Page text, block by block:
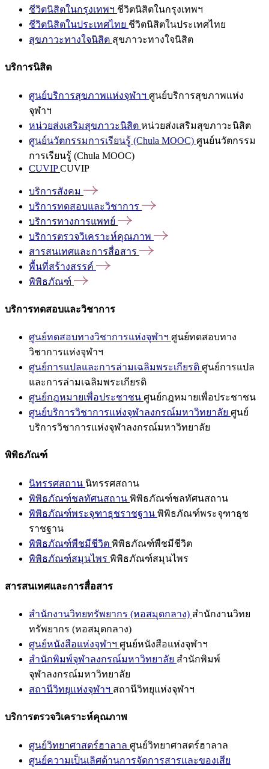
ชีวิตนิสิตในกรุงเทพฯ ชีวิตนิสิตในกรุงเทพฯ
ชีวิตนิสิตในประเทศไทย ชีวิตนิสิตในประเทศไทย
สุขภาวะทางใจนิสิต สุขภาวะทางใจนิสิต
บริการนิสิต
ศูนย์บริการสุขภาพแห่งจุฬาฯ ศูนย์บริการสุขภาพแห่ง
จุฬาฯ
หน่วยส่งเสริมสุขภาวะนิสิต หน่วยส่งเสริมสุขภาวะนิสิต
ศูนย์นวัตกรรมการเรียนรู้ (Chula MOOC) ศูนย์นวัตกรรม
การเรียนรู้ (Chula MOOC)
CUVIPCUVIP
บริการสังคม
บริการทดสอบและวิชาการ
บริการทางการแพทย์
บริการตรวจวิเคราะห์คุณภาพ
สารสนเทศและการสื่อสาร
พื้นที่สร้างสรรค์
พิพิธภัณฑ์
บริการทดสอบและวิชาการ
ศูนย์ทดสอบทางวิชาการแห่งจุฬาฯ ศูนย์ทดสอบทาง
วิชาการแห่งจุฬาฯ
ศูนย์การแปลและการล่ามเฉลิมพระเกียรติ ศูนย์การแปล
และการล่ามเฉลิมพระเกียรติ
ศูนย์กฎหมายเพื่อประชาชน ศูนย์กฎหมายเพื่อประชาชน
ศูนย์บริการวิชาการแห่งจุฬาลงกรณ์มหาวิทยาลัย ศูนย์
บริการวิชาการแห่งจุฬาลงกรณ์มหาวิทยาลัย
พิพิธภัณฑ์
นิทรรศสถาน นิทรรศสถาน
พิพิธภัณฑ์ชลทัศนสถาน พิพิธภัณฑ์ชลทัศนสถาน
พิพิธภัณฑ์พระจุฑาธุชราชฐาน พิพิธภัณฑ์พระจุฑาธุช
ราชฐาน
พิพิธภัณฑ์พืชมีชีวิต พิพิธภัณฑ์พืชมีชีวิต
พิพิธภัณฑ์สมุนไพร พิพิธภัณฑ์สมุนไพร
สารสนเทศและการสื่อสาร
สำนักงานวิทยทรัพยากร (หอสมุดกลาง) สำนักงานวิทย
ทรัพยากร (หอสมุดกลาง)
ศูนย์หนังสือแห่งจุฬาฯ ศูนย์หนังสือแห่งจุฬาฯ
สำนักพิมพ์จุฬาลงกรณ์มหาวิทยาลัย สำนักพิมพ์
จุฬาลงกรณ์มหาวิทยาลัย
สถานีวิทยุแห่งจุฬาฯ สถานีวิทยุแห่งจุฬาฯ
บริการตรวจวิเคราะห์คุณภาพ
ศูนย์วิทยาศาสตร์ฮาลาล ศูนย์วิทยาศาสตร์ฮาลาล
ศูนย์ความเป็นเลิศด้านการจัดการสารและของเสีย